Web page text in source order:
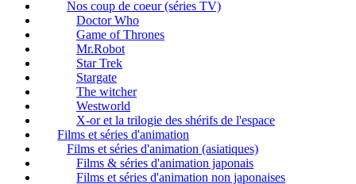
Nos coup de coeur (séries TV)
Doctor Who
Game of Thrones
Mr.Robot
Star Trek
Stargate
The witcher
Westworld
X-or et la trilogie des shérifs de l'espace
Films et séries d'animation
Films et séries d'animation (asiatiques)
Films & séries d'animation japonais
Films et séries d'animation non japonaises